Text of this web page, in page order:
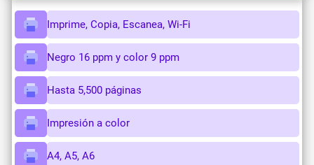
Imprime, Copia, Escanea, Wi-Fi
Negro 16 ppm y color 9 ppm
Hasta 5,500 páginas
Impresión a color
A4, A5, A6